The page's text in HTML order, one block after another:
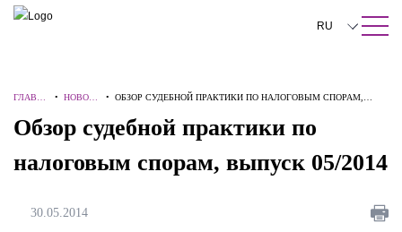
ПОИСК ПО САЙТУ Закрыть
RU
中文
Deutsch
Italiano
ГЛАВН
• НОВОС
• ОБЗОР СУДЕБНОЙ ПРАКТИКИ ПО НАЛОГОВЫМ СПОРАМ,
Обзор судебной практики по
налоговым спорам, выпуск 05/2014
30.05.2014